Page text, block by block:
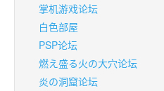
掌机游戏论坛
白色部屋
PSP论坛
燃え盛る火の大穴论坛
炎の洞窟论坛